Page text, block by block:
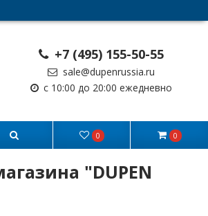
+7 (495) 155-50-55
sale@dupenrussia.ru
с 10:00 до 20:00 ежедневно
0 0
"DUPEN